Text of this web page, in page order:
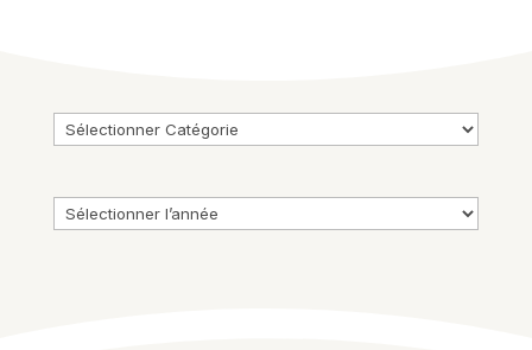
Catégories
Archives